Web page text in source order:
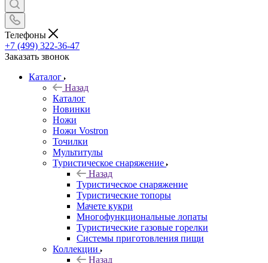
Телефоны
+7 (499) 322-36-47
Заказать звонок
Каталог
Назад
Каталог
Новинки
Ножи
Ножи Vostron
Точилки
Мультитулы
Туристическое снаряжение
Назад
Туристическое снаряжение
Туристические топоры
Мачете кукри
Многофункциональные лопаты
Туристические газовые горелки
Системы приготовления пищи
Коллекции
Назад